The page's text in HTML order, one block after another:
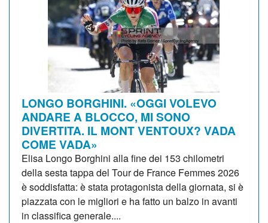
LONGO BORGHINI. «OGGI VOLEVO
ANDARE A BLOCCO, MI SONO
DIVERTITA. IL MONT VENTOUX? VADA
COME VADA»
Elisa Longo Borghini alla fine dei 153 chilometri
della sesta tappa del Tour de France Femmes 2026
è soddisfatta: è stata protagonista della giornata, si è
piazzata con le migliori e ha fatto un balzo in avanti
in classifica generale....